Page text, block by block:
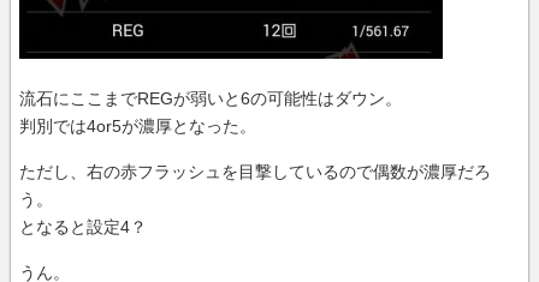
流石にここまでREGが弱いと6の可能性はダウン。
判別では4or5が濃厚となった。
ただし、右の赤フラッシュを目撃しているので偶数が濃厚だろ
う。
となると設定4？
うん。